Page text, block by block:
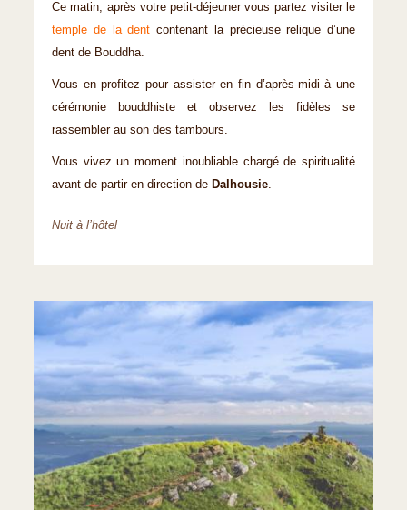
Ce matin, après votre petit-déjeuner vous partez visiter le
temple de la dent contenant la précieuse relique d’une
dent de Bouddha.
Vous en profitez pour assister en fin d’après-midi à une
cérémonie bouddhiste et observez les fidèles se
rassembler au son des tambours.
Vous vivez un moment inoubliable chargé de spiritualité
avant de partir en direction de Dalhousie.
Nuit à l’hôtel